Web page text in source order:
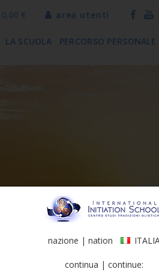
area utenti
0,00 €
LA SCUOLA PERCORSO PERSONALE
nazione | nation
continua | continue: